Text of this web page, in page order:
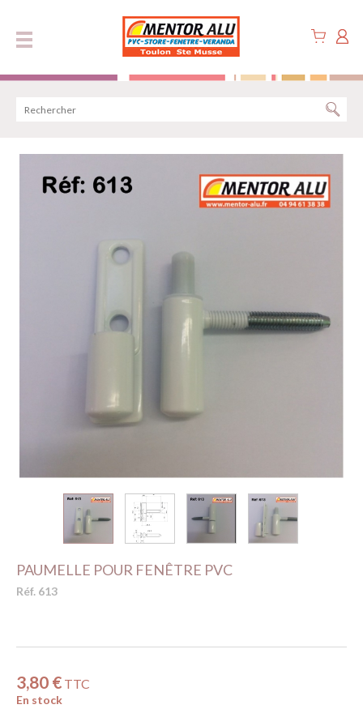
PAUMELLE POUR FENÊTRE PVC
Réf. 613
3,80 € TTC
En stock